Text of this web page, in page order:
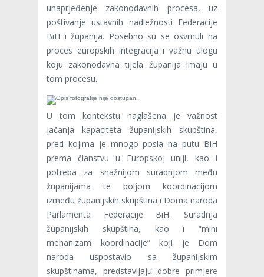
unaprjeđenje zakonodavnih procesa, uz
poštivanje ustavnih nadležnosti Federacije
BiH i županija. Posebno su se osvrnuli na
proces europskih integracija i važnu ulogu
koju zakonodavna tijela županija imaju u
tom procesu.
U tom kontekstu naglašena je važnost
jačanja kapaciteta županijskih skupština,
pred kojima je mnogo posla na putu BiH
prema članstvu u Europskoj uniji, kao i
potreba za snažnijom suradnjom među
županijama te boljom koordinacijom
između županijskih skupština i Doma naroda
Parlamenta Federacije BiH. Suradnja
županijskih skupština, kao i “mini
mehanizam koordinacije” koji je Dom
naroda uspostavio sa županijskim
skupštinama, predstavljaju dobre primjere